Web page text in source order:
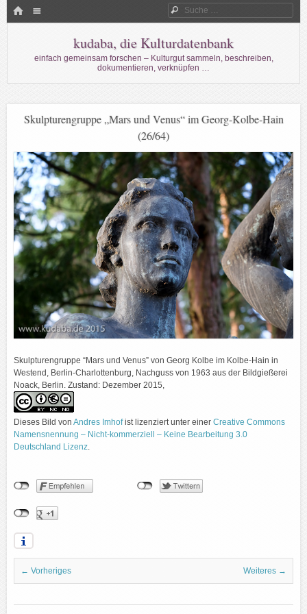
HOME Suche
kudaba, die Kulturdatenbank
einfach gemeinsam forschen – Kulturgut sammeln, beschreiben,
dokumentieren, verknüpfen …
Skulpturengruppe „Mars und Venus“ im Georg-Kolbe-Hain
(26/64)
Skulpturengruppe “Mars und Venus” von Georg Kolbe im Kolbe-Hain in
Westend, Berlin-Charlottenburg, Nachguss von 1963 aus der Bildgießerei
Noack, Berlin. Zustand: Dezember 2015,
Dieses Bild von Andres Imhofist lizenziert unter einer Creative Commons
Namensnennung – Nicht-kommerziell – Keine Bearbeitung 3.0
Deutschland Lizenz.
← Vorheriges Weiteres →